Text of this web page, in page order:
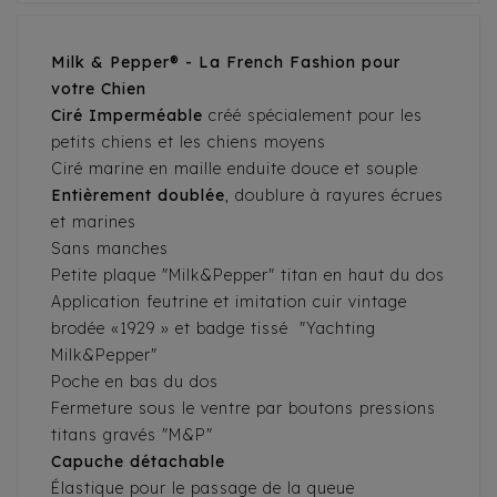
Milk & Pepper® - La French Fashion pour
votre Chien
Ciré Imperméable créé spécialement pour les
petits chiens et les chiens moyens
Ciré marine en maille enduite douce et souple
Entièrement doublée, doublure à rayures écrues
et marines
Sans manches
Petite plaque "Milk&Pepper" titan en haut du dos
Application feutrine et imitation cuir vintage
brodée «1929 » et badge tissé "Yachting
Milk&Pepper"
Poche en bas du dos
Fermeture sous le ventre par boutons pressions
titans gravés "M&P"
Capuche détachable
Élastique pour le passage de la queue